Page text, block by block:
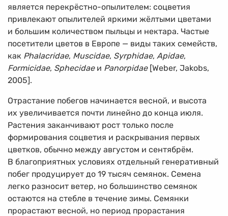
является перекрёстно-опылителем: соцветия
привлекают опылителей яркими жёлтыми цветами
и большим количеством пыльцы и нектара. Частые
посетители цветов в Европе — виды таких семейств,
как Phalacridae, Muscidae, Syrphidae, Apidae,
Formicidae, Sphecidae и Panorpidae [Weber, Jakobs,
2005].
Отрастание побегов начинается весной, и высота
их увеличивается почти линейно до конца июля.
Растения заканчивают рост только после
формирования соцветия и раскрывания первых
цветков, обычно между августом и сентябрём.
В благоприятных условиях отдельный генеративный
побег продуцирует до 19 тысяч семянок. Семена
легко разносит ветер, но большинство семянок
остаются на стебле в течение зимы. Семянки
прорастают весной, но период прорастания